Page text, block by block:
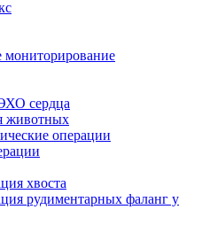
мониторирование
сердца
животных
операции
хвоста
рудиментарных фаланг у